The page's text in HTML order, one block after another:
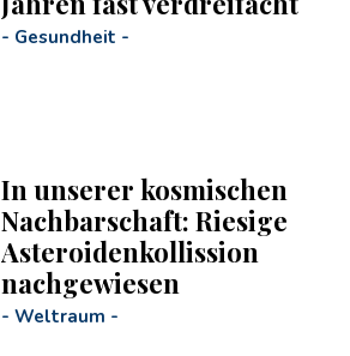
- Gesundheit -
In unserer kosmischen
Nachbarschaft: Riesige
Asteroidenkollission
nachgewiesen
- Weltraum -